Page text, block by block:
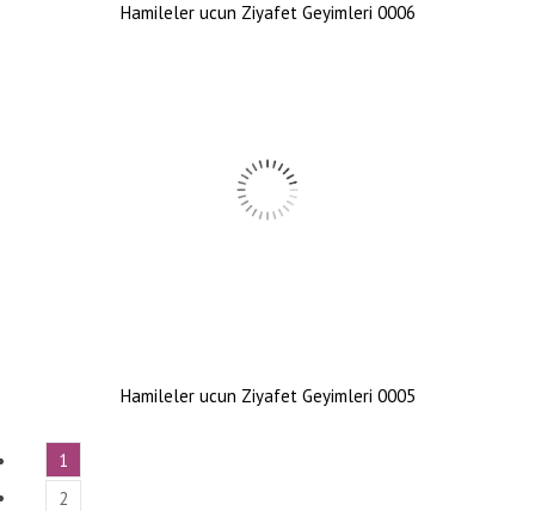
Hamileler ucun Ziyafet Geyimleri 0006
Hamileler ucun Ziyafet Geyimleri 0005
1
2